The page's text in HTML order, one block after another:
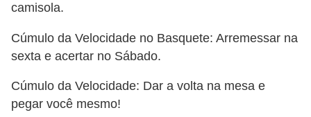
camisola.
Cúmulo da Velocidade no Basquete: Arremessar na
sexta e acertar no Sábado.
Cúmulo da Velocidade: Dar a volta na mesa e
pegar você mesmo!